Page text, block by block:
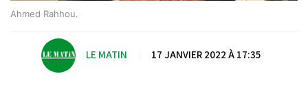
Ahmed Rahhou.
LE MATIN 17 JANVIER 2022 À 17:35